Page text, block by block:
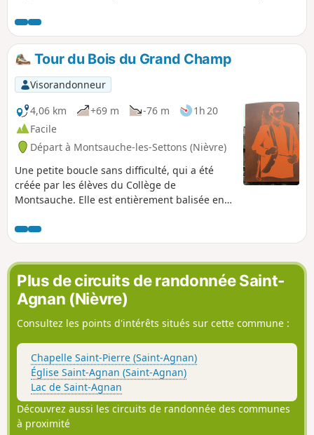
est raccourci via l'utilisation de 2 ponts.
Tour du Bois du Grand Champ
Visorandonneur
4,06 km
+69 m -76 m
1h 20
Facile
Départ à Montsauche-les-Settons (Nièvre)
Une petite boucle sans difficulté, qui a été
créée par les élèves du Collège de
Montsauche. Elle est entièrement balisée en
Plus de circuits de randonnée Saint-
Agnan (Nièvre)
Consultez les points d'intérêts situés sur cette commune :
Chapelle Saint-Pierre (Saint-Agnan)
Église Saint-Agnan (Saint-Agnan)
Lac de Saint-Agnan
Découvrez aussi les circuits de randonnée des communes
à proximité